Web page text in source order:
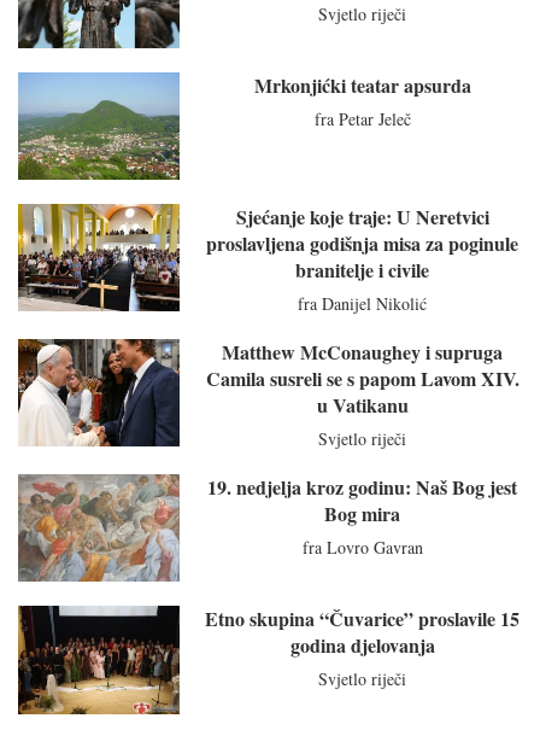
Svjetlo riječi
Mrkonjićki teatar apsurda
fra Petar Jeleč
Sjećanje koje traje: U Neretvici
proslavljena godišnja misa za poginule
branitelje i civile
fra Danijel Nikolić
Matthew McConaughey i supruga
Camila susreli se s papom Lavom XIV.
u Vatikanu
Svjetlo riječi
19. nedjelja kroz godinu: Naš Bog jest
Bog mira
fra Lovro Gavran
Etno skupina “Čuvarice” proslavile 15
godina djelovanja
Svjetlo riječi